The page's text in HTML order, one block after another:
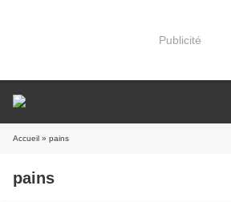
Publicité
Accueil » pains
pains